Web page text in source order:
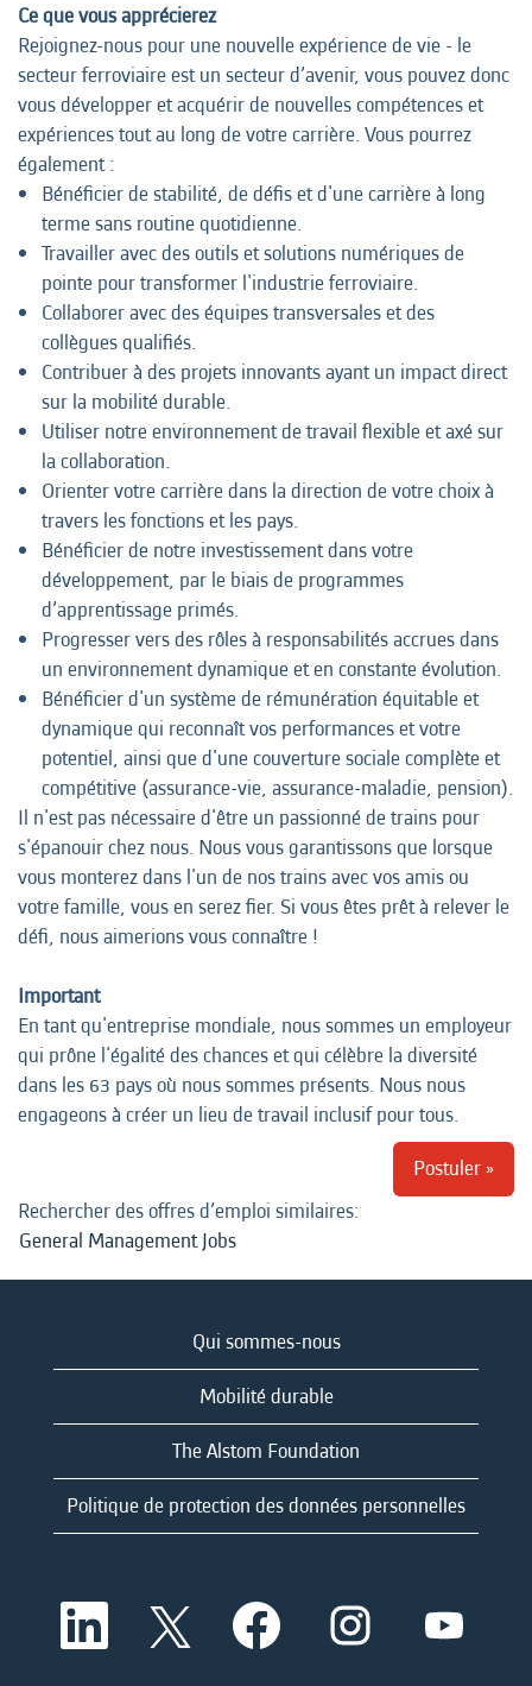
Ce que vous apprécierez
Rejoignez-nous pour une nouvelle expérience de vie - le
secteur ferroviaire est un secteur d’avenir, vous pouvez donc
vous développer et acquérir de nouvelles compétences et
expériences tout au long de votre carrière. Vous pourrez
également :
Bénéficier de stabilité, de défis et d'une carrière à long
terme sans routine quotidienne.
Travailler avec des outils et solutions numériques de
pointe pour transformer l'industrie ferroviaire.
Collaborer avec des équipes transversales et des
collègues qualifiés.
Contribuer à des projets innovants ayant un impact direct
sur la mobilité durable.
Utiliser notre environnement de travail flexible et axé sur
la collaboration.
Orienter votre carrière dans la direction de votre choix à
travers les fonctions et les pays.
Bénéficier de notre investissement dans votre
développement, par le biais de programmes
d’apprentissage primés.
Progresser vers des rôles à responsabilités accrues dans
un environnement dynamique et en constante évolution.
Bénéficier d'un système de rémunération équitable et
dynamique qui reconnaît vos performances et votre
potentiel, ainsi que d'une couverture sociale complète et
compétitive (assurance-vie, assurance-maladie, pension).
Il n'est pas nécessaire d'être un passionné de trains pour
s'épanouir chez nous. Nous vous garantissons que lorsque
vous monterez dans l'un de nos trains avec vos amis ou
votre famille, vous en serez fier. Si vous êtes prêt à relever le
défi, nous aimerions vous connaître !
Important
En tant qu'entreprise mondiale, nous sommes un employeur
qui prône l'égalité des chances et qui célèbre la diversité
dans les 63 pays où nous sommes présents. Nous nous
engageons à créer un lieu de travail inclusif pour tous.
Postuler »
Rechercher des offres d’emploi similaires:
General Management Jobs
Qui sommes-nous
Mobilité durable
The Alstom Foundation
Politique de protection des données personnelles
S
o
S
’
o
S
o